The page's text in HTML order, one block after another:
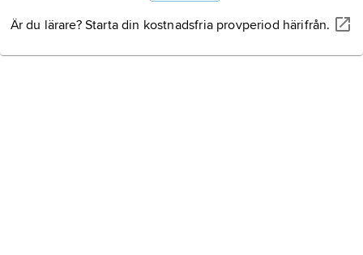
Är du lärare? Starta din kostnadsfria provperiod härifrån.